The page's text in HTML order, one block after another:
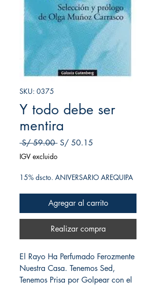
SKU: 0375
Y todo debe ser
mentira
S/ 59.00 Precio
S/ 50.15
IGV excluido
15% dscto. ANIVERSARIO AREQUIPA
Agregar al carrito
Realizar compra
El Rayo Ha Perfumado Ferozmente
Nuestra Casa. Tenemos Sed,
Tenemos Prisa por Golpear con el